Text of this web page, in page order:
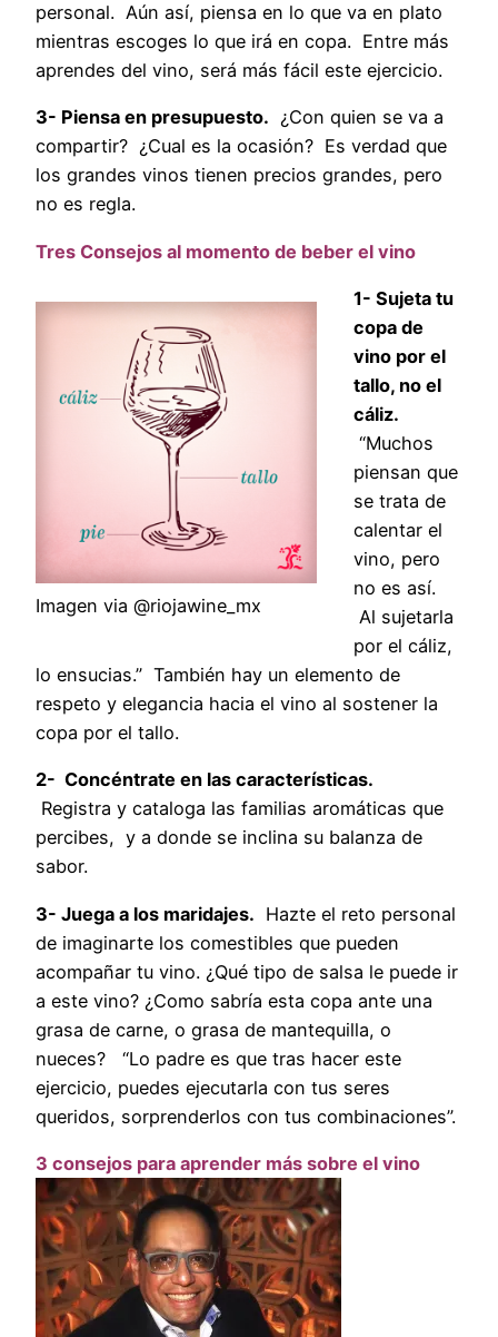
personal. Aún así, piensa en lo que va en plato
mientras escoges lo que irá en copa. Entre más
aprendes del vino, será más fácil este ejercicio.
3- Piensa en presupuesto. ¿Con quien se va a
compartir? ¿Cual es la ocasión? Es verdad que
los grandes vinos tienen precios grandes, pero
no es regla.
Tres Consejos al momento de beber el vino
Imagen via @riojawine_mx
1- Sujeta tu
copa de
vino por el
tallo, no el
cáliz.
“Muchos
piensan que
se trata de
calentar el
vino, pero
no es así.
Al sujetarla
por el cáliz,
lo ensucias.” También hay un elemento de
respeto y elegancia hacia el vino al sostener la
copa por el tallo.
2- Concéntrate en las características.
Registra y cataloga las familias aromáticas que
percibes, y a donde se inclina su balanza de
sabor.
3- Juega a los maridajes. Hazte el reto personal
de imaginarte los comestibles que pueden
acompañar tu vino. ¿Qué tipo de salsa le puede ir
a este vino? ¿Como sabría esta copa ante una
grasa de carne, o grasa de mantequilla, o
nueces? “Lo padre es que tras hacer este
ejercicio, puedes ejecutarla con tus seres
queridos, sorprenderlos con tus combinaciones”.
3 consejos para aprender más sobre el vino